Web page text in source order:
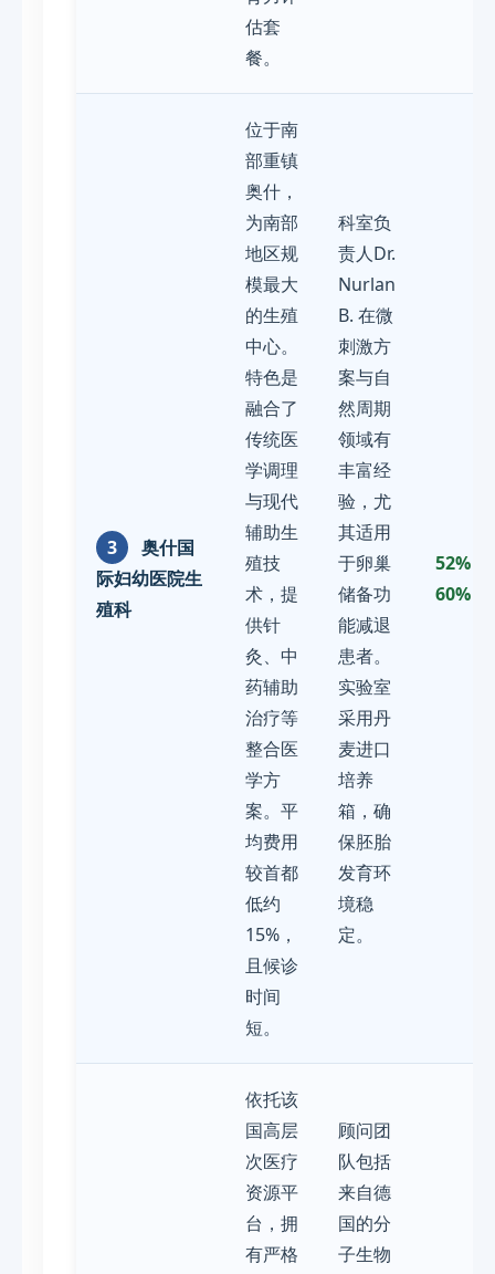
估套
餐。
3
奥什国
际妇幼医院生
殖科
位于南
部重镇
奥什，
为南部
地区规
模最大
的生殖
中心。
特色是
融合了
传统医
学调理
与现代
辅助生
殖技
术，提
供针
灸、中
药辅助
治疗等
整合医
学方
案。平
均费用
较首都
低约
15%，
且候诊
时间
短。
科室负
责人Dr.
Nurlan
B. 在微
刺激方
案与自
然周期
领域有
丰富经
验，尤
其适用
于卵巢
储备功
能减退
患者。
实验室
采用丹
麦进口
培养
箱，确
保胚胎
发育环
境稳
定。
52% -
60%
依托该
国高层
次医疗
资源平
台，拥
有严格
顾问团
队包括
来自德
国的分
子生物